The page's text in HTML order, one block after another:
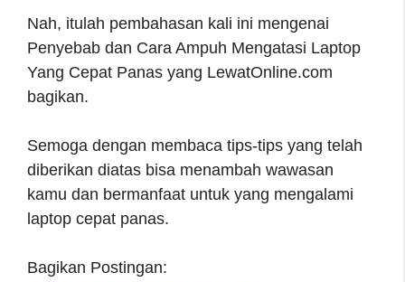
Nah, itulah pembahasan kali ini mengenai
Penyebab dan Cara Ampuh Mengatasi Laptop
Yang Cepat Panas yang LewatOnline.com
bagikan.
Semoga dengan membaca tips-tips yang telah
diberikan diatas bisa menambah wawasan
kamu dan bermanfaat untuk yang mengalami
laptop cepat panas.
Bagikan Postingan: